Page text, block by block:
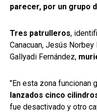
parecer, por un grupo
Tres patrulleros,
Canacuan, Jesús
Gallyadi Fernández,
"En esta zona funcionan
lanzados cinco
fue desactivado y otro